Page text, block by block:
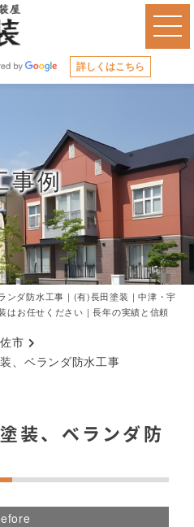
詳しくはこちら
事例
ンダ防水工事｜(有)長田塗装｜中津・宇
はお任せください｜長年の実績と信頼
市
、ベランダ防水工事
装、ベランダ防